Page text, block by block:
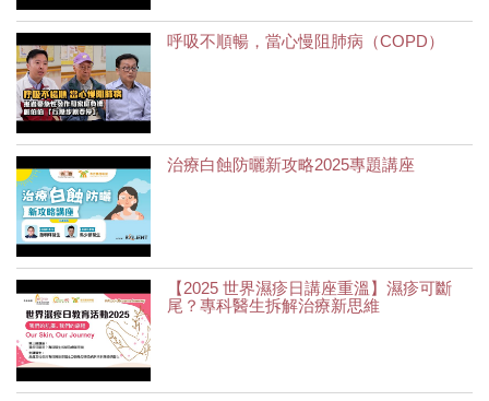
呼吸不順暢，當心慢阻肺病（COPD）
治療白蝕防曬新攻略2025專題講座
【2025 世界濕疹日講座重溫】濕疹可斷
尾？專科醫生拆解治療新思維